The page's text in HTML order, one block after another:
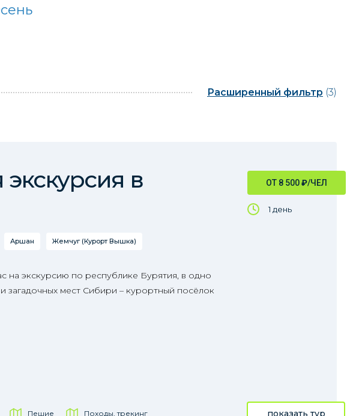
Расширенный фильтр (3)
ОТ 8 500₽/ЧЕЛ
1 день
в
Аршан Жемчуг (Курорт Вышка)
на экскурсию по республике Бурятия, в одно
загадочных мест Сибири – курортный посёлок
Пешие Походы, трекинг показать тур